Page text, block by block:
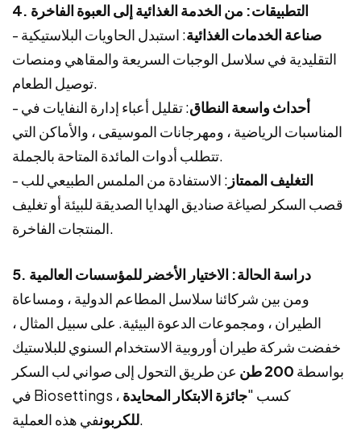
4. التطبيقات: من الخدمة الغذائية إلى العبوة الفاخرة
-
صناعة الخدمات الغذائية: استبدل الحاويات البلاستيكية
التقليدية في سلاسل الوجبات السريعة والمقاهي ومنصات
توصيل الطعام.
-
أحداث واسعة النطاق: تقليل أعباء إدارة النفايات في
المناسبات الرياضية ، ومهرجانات الموسيقى ، والأماكن التي
تتطلب أدوات المائدة المتاحة بالجملة.
-
التغليف الممتاز : الاستفادة من الملمس الطبيعي للب
قصب السكر لصياغة صناديق الهدايا الصديقة للبيئة أو تغليف
المنتجات الفاخرة.
5. دراسة الحالة: الاختيار الأخضر للمؤسسات العالمية
ومن بين شركائنا سلاسل المطاعم الدولية ، ومساعاة
الطيران ، ومجموعات الدعوة البيئية. على سبيل المثال ،
خفضت شركة طيران أوروبية الاستخدام السنوي للبلاستيك
بواسطة 200 طن
عن طريق التحول إلى صواني لب السكر
في Biosettings ، كسب "جائزة الابتكار المحايدة
للكربونفي هذه العملية.